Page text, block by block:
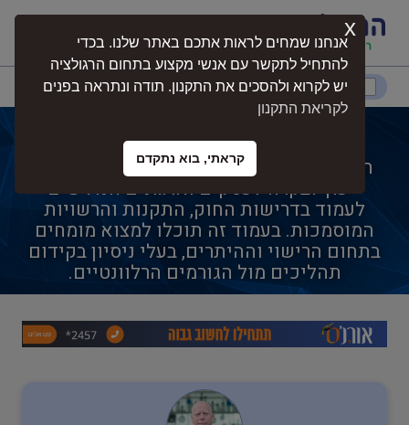
דרום המרכז ירושלים צפון
היתר רעלים
היתר רעלים הוא תחום מקצועי הכולל ליווי,
ייעוץ ובקרה לעסקים וארגונים הנדרשים
לעמוד בדרישות החוק, התקנות והרשויות
המוסמכות. בעמוד זה תוכלו למצוא מומחים
בתחום הרישוי וההיתרים, בעלי ניסיון בקידום
תהליכים מול הגורמים הרלוונטיים.
חקלאות
בטיחות
אנחנו שמחים לראות אתכם באתר שלנו. בכדי
להתחיל לתקשר עם אנשי מקצוע בתחום הרגולציה
יש לקרוא ולהסכים את התקנון. תודה ונתראה בפנים
לקריאת התקנון
קראתי, בוא נתקדם
x